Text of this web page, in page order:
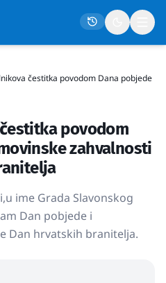
čestitka povodom Dana pobjede i
povodom
zahvalnosti
ime Grada Slavonskog
Dan pobjede i
Dan hrvatskih branitelja.